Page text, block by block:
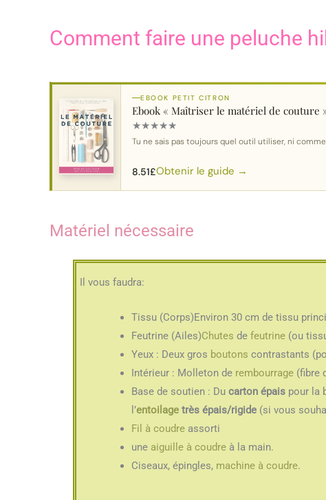
Comment faire une peluche
EBOOK PETIT CITRON
Ebook « Maîtriser le matériel de couture
★★★★★
Tu ne sais pas toujours quel outil utiliser, ni
8.51£Obtenir le guide →
Matériel nécessaire
Il vous faudra:
Tissu (Corps)Environ 30 cm de tissu
Feutrine (Ailes)Chutes de feutrine (ou
Yeux : Deux gros boutons contrastants
Intérieur : Molleton de rembourrage (fibre
Base de soutien : Du carton épais pour la
l’entoilage très épais/rigide (si vous
Fil à coudre assorti
une aiguille à coudre à la main.
Ciseaux, épingles, machine à coudre.